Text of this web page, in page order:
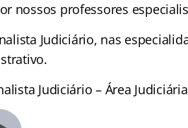
nossos professores
Judiciário, nas
Judiciário – Área